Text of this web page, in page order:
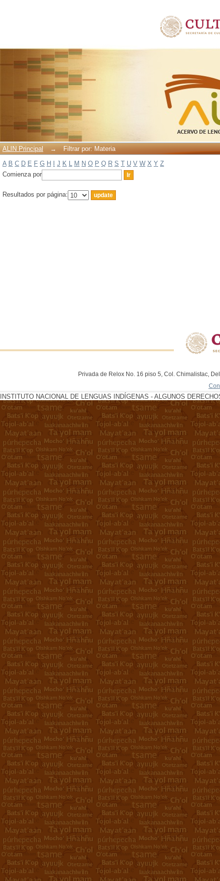
ALIN Principal →
Filtrar por: Materia
A B C D E F G H J K L M N O P Q R S T U V W X Y Z
Comienza por
Resultados por página:
Privada de Relox No. 16 piso 5, Col. Chimalistac,
INSTITUTO NACIONAL DE LENGUAS INDÍGENAS - ALGUNOS